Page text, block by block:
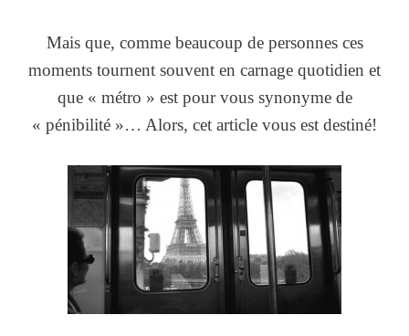
Mais que, comme beaucoup de personnes ces
moments tournent souvent en carnage quotidien et
que « métro » est pour vous synonyme de
« pénibilité »… Alors, cet article vous est destiné!